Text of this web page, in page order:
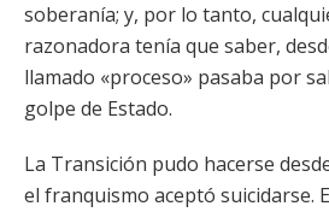
soberanía; y, por lo tanto,
razonadora tenía que saber,
llamado «proceso» pasaba por
golpe de Estado.
La Transición pudo hacerse
el franquismo aceptó suicidarse.